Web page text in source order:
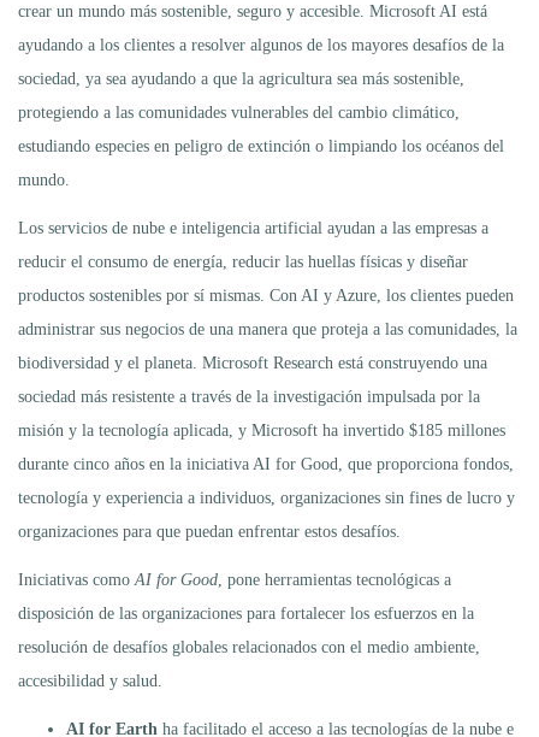
crear un mundo más sostenible, seguro y accesible. Microsoft AI está
ayudando a los clientes a resolver algunos de los mayores desafíos de la
sociedad, ya sea ayudando a que la agricultura sea más sostenible,
protegiendo a las comunidades vulnerables del cambio climático,
estudiando especies en peligro de extinción o limpiando los océanos del
mundo.
Los servicios de nube e inteligencia artificial ayudan a las empresas a
reducir el consumo de energía, reducir las huellas físicas y diseñar
productos sostenibles por sí mismas. Con AI y Azure, los clientes pueden
administrar sus negocios de una manera que proteja a las comunidades, la
biodiversidad y el planeta. Microsoft Research está construyendo una
sociedad más resistente a través de la investigación impulsada por la
misión y la tecnología aplicada, y Microsoft ha invertido $185 millones
durante cinco años en la iniciativa AI for Good, que proporciona fondos,
tecnología y experiencia a individuos, organizaciones sin fines de lucro y
organizaciones para que puedan enfrentar estos desafíos.
Iniciativas como AI for Good , pone herramientas tecnológicas a
disposición de las organizaciones para fortalecer los esfuerzos en la
resolución de desafíos globales relacionados con el medio ambiente,
accesibilidad y salud.
AI for Earth ha facilitado el acceso a las tecnologías de la nube e